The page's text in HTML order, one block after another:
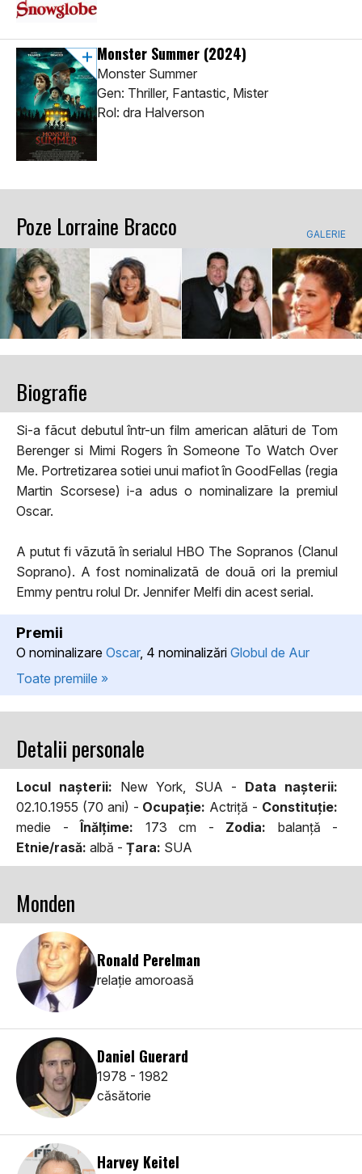
Monster Summer (2024)
Monster Summer
Gen: Thriller, Fantastic, Mister
Rol: dra Halverson
Poze Lorraine Bracco GALERIE
Biografie
Si-a fãcut debutul într-un film american alãturi de Tom
Berenger si Mimi Rogers în Someone To Watch Over
Me. Portretizarea sotiei unui mafiot în GoodFellas (regia
Martin Scorsese) i-a adus o nominalizare la premiul
Oscar.
A putut fi vãzutã în serialul HBO The Sopranos (Clanul
Soprano). A fost nominalizatã de douã ori la premiul
Emmy pentru rolul Dr. Jennifer Melfi din acest serial.
Premii
O nominalizare Oscar, 4 nominalizări Globul de Aur
Toate premiile »
Detalii personale
Locul naşterii: New York, SUA - Data naşterii:
02.10.1955 (70 ani) - Ocupaţie: Actriță - Constituţie:
medie -Înălţime: 173 cm - Zodia: balanță -
Etnie/rasă: albă - Țara: SUA
Monden
Ronald Perelman
relaţie amoroasă
Daniel Guerard
1978 - 1982
căsătorie
Harvey Keitel